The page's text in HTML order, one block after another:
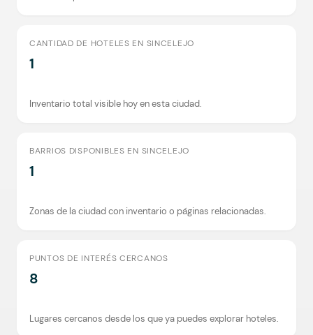
CANTIDAD DE HOTELES EN SINCELEJO
1
Inventario total visible hoy en esta ciudad.
BARRIOS DISPONIBLES EN SINCELEJO
1
Zonas de la ciudad con inventario o páginas relacionadas.
PUNTOS DE INTERÉS CERCANOS
8
Lugares cercanos desde los que ya puedes explorar hoteles.